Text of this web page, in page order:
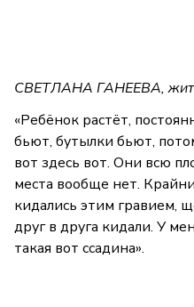
СВЕТЛАНА ГАНЕЕВА,
«Ребёнок растёт,
бьют, бутылки бьют,
вот здесь вот. Они всю
места вообще нет.
кидались этим гравием,
друг в друга кидали. У
такая вот ссадина».